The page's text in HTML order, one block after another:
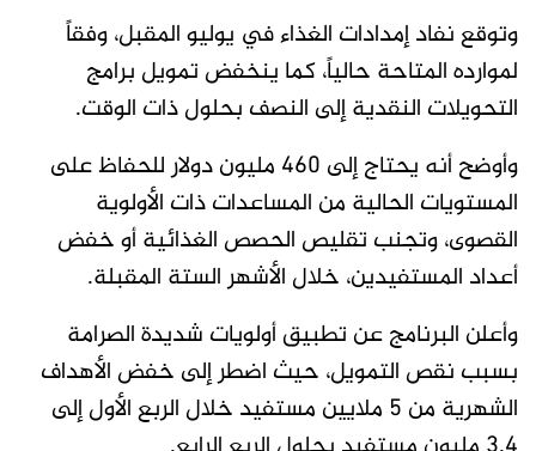
وتوقع نفاد إمدادات الغذاء في يوليو المقبل، وفقاً
لموارده المتاحة حالياً، كما ينخفض تمويل برامج
التحويلات النقدية إلى النصف بحلول ذات الوقت.
وأوضح أنه يحتاج إلى 460 مليون دولار للحفاظ على
المستويات الحالية من المساعدات ذات الأولوية
القصوى، وتجنب تقليص الحصص الغذائية أو خفض
أعداد المستفيدين، خلال الأشهر الستة المقبلة.
وأعلن البرنامج عن تطبيق أولويات شديدة الصرامة
بسبب نقص التمويل، حيث اضطر إلى خفض الأهداف
الشهرية من 5 ملايين مستفيد خلال الربع الأول إلى